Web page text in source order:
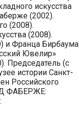
искусства
(2002).
(2008).
(2008).
и Франца Бирбаума
Ювелир»
Председатель (с
истории Санкт-
Российского
ФАБЕРЖЕ: